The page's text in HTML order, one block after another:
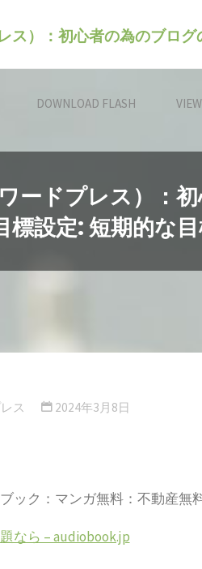
）：初心者の為のブログ
DOWNLOAD FLASH
ドプレス）：
標設定: 短期的な
ス 2024年3月8日
ック：マンガ無料：不動産無
なら – audiobook.jp